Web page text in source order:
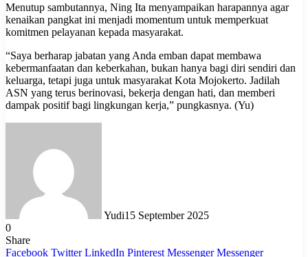
Menutup sambutannya, Ning Ita menyampaikan harapannya agar
kenaikan pangkat ini menjadi momentum untuk memperkuat
komitmen pelayanan kepada masyarakat.
“Saya berharap jabatan yang Anda emban dapat membawa
kebermanfaatan dan keberkahan, bukan hanya bagi diri sendiri dan
keluarga, tetapi juga untuk masyarakat Kota Mojokerto. Jadilah
ASN yang terus berinovasi, bekerja dengan hati, dan memberi
dampak positif bagi lingkungan kerja,” pungkasnya. (Yu)
Yudi15 September 2025
0
Share
Facebook Twitter LinkedIn Pinterest Messenger Messenger